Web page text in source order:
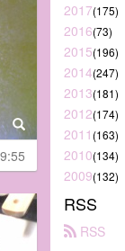
2017(175)
2016(73)
2015(196)
2014(247)
2013(181)
2012(174)
2011(163)
2010(134)
2009(132)
RSS
RSS